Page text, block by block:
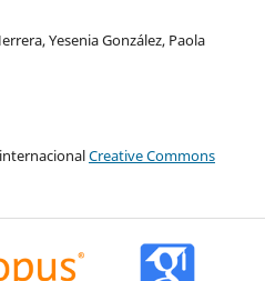
Yesenia González, Paola
Creative Commons